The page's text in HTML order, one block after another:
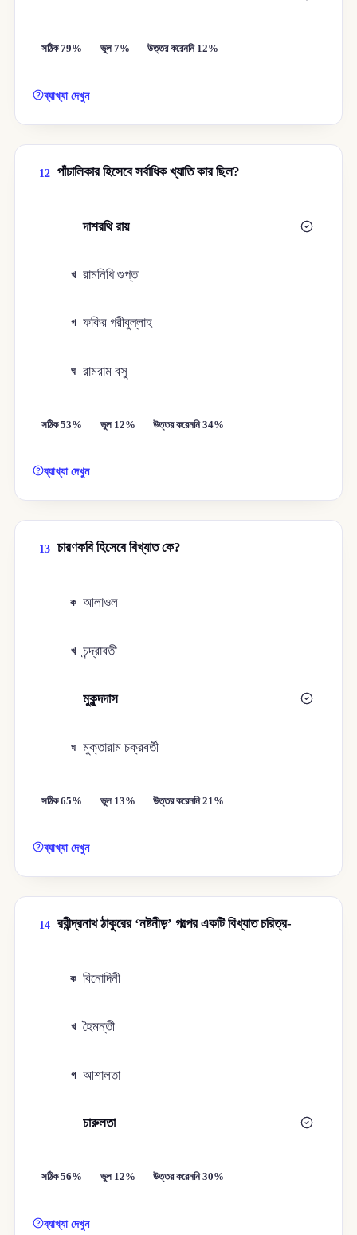
সঠিক 79% ভুল 7% উত্তর করেননি 12%
ব্যাখ্যা দেখুন
12 পাঁচালিকার হিসেবে সর্বাধিক খ্যাতি কার ছিল?
দাশরথি রায়
খ রামনিধি গুপ্ত
গ ফকির গরীবুল্লাহ
ঘ রামরাম বসু
সঠিক 53% ভুল 12% উত্তর করেননি 34%
ব্যাখ্যা দেখুন
13 চারণকবি হিসেবে বিখ্যাত কে?
ক আলাওল
খ চন্দ্রাবতী
মুকুন্দদাস
ঘ মুক্তারাম চক্রবর্তী
সঠিক 65% ভুল 13% উত্তর করেননি 21%
ব্যাখ্যা দেখুন
14 রবীন্দ্রনাথ ঠাকুরের ‘নষ্টনীড়’ গল্পের একটি বিখ্যাত চরিত্র-
ক বিনোদিনী
খ হৈমন্তী
গ আশালতা
চারুলতা
সঠিক 56% ভুল 12% উত্তর করেননি 30%
ব্যাখ্যা দেখুন